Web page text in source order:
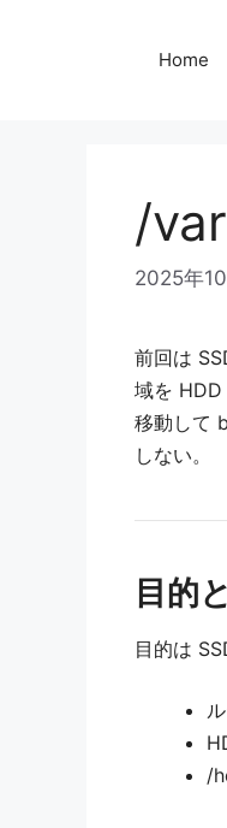
Home
/
2025年
前回は
域を
移動して
しない。
目的
目的は
/